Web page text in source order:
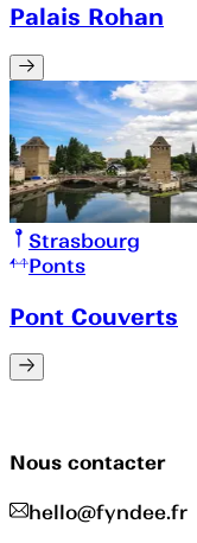
Palais Rohan
Strasbourg
Ponts
Pont Couverts
Nous contacter
hello@fyndee.fr